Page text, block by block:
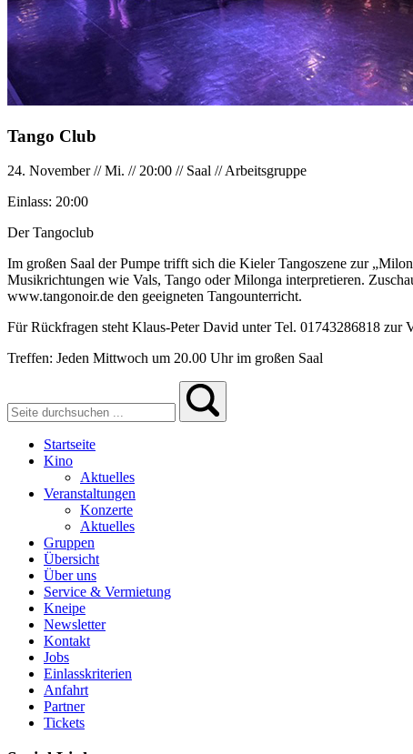
Tango Club
24. November//Mi. //20:00 // Saal //Arbeitsgruppe
Einlass: 20:00
Der Tangoclub
Im großen Saal der Pumpe trifft sich die Kieler Tangoszene zur
Musikrichtungen wie Vals, Tango oder Milonga interpretieren.
www.tangonoir.de den geeigneten Tangounterricht.
Für Rückfragen steht Klaus-Peter David unter Tel. 01743286818 zur
Treffen: Jeden Mittwoch um 20.00 Uhr im großen Saal
Startseite
Kino
Aktuelles
Veranstaltungen
Konzerte
Aktuelles
Gruppen
Übersicht
Über uns
Service & Vermietung
Kneipe
Newsletter
Kontakt
Jobs
Einlasskriterien
Anfahrt
Partner
Tickets